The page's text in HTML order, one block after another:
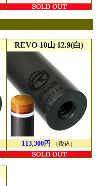
REVO-10山 12.9(白)
113,300円 （税込）